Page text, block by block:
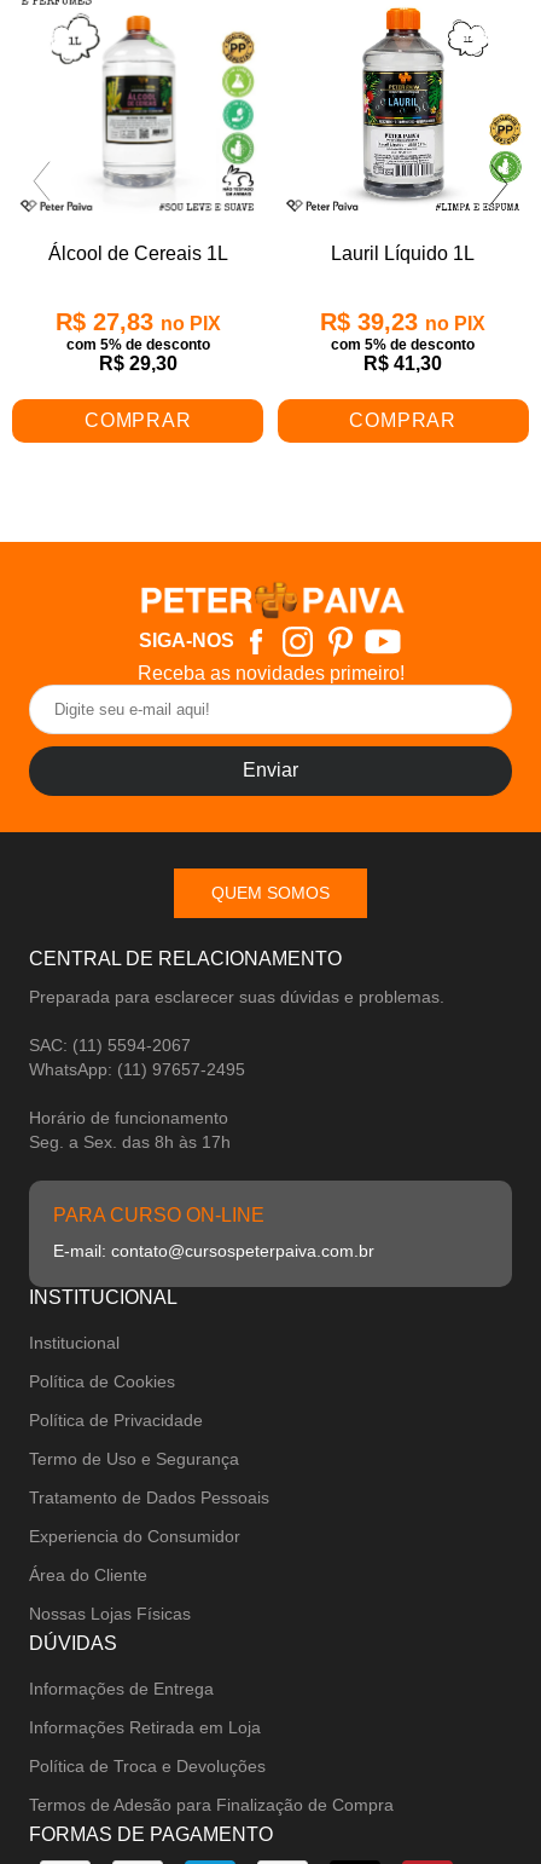
Álcool de Cereais 1L
R$ 27,83 no PIX
com 5% de desconto
R$ 29,30
COMPRAR
Lauril Líquido 1L
R$ 39,23 no PIX
com 5% de desconto
R$ 41,30
COMPRAR
SIGA-NOS
Receba as novidades primeiro!
Enviar
QUEM SOMOS
CENTRAL DE RELACIONAMENTO
Preparada para esclarecer suas dúvidas e problemas.
SAC: (11) 5594-2067
WhatsApp: (11) 97657-2495
Horário de funcionamento
Seg. a Sex. das 8h às 17h
PARA CURSO ON-LINE
E-mail: contato@cursospeterpaiva.com.br
INSTITUCIONAL
Institucional
Política de Cookies
Política de Privacidade
Termo de Uso e Segurança
Tratamento de Dados Pessoais
Experiencia do Consumidor
Área do Cliente
Nossas Lojas Físicas
DÚVIDAS
Informações de Entrega
Informações Retirada em Loja
Política de Troca e Devoluções
Termos de Adesão para Finalização de Compra
FORMAS DE PAGAMENTO